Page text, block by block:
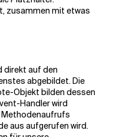
zusammen mit etwas
direkt auf den
abgebildet. Die
Objekt bilden dessen
Handler wird
Methodenaufrufs
aus aufgerufen wird.